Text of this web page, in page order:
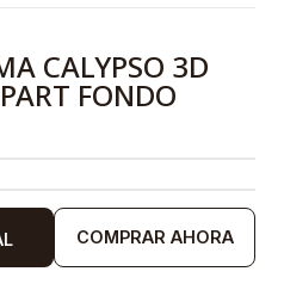
CALYPSO 3D
FONDO
COMPRAR AHORA